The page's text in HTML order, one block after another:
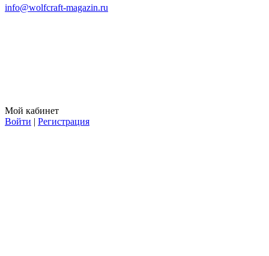
info@wolfcraft-magazin.ru
Мой кабинет
Войти | Регистрация